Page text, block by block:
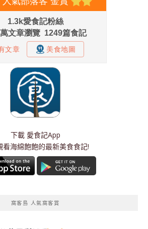
下載 愛食記App
看海綿飽飽的最新美食食記!
窩客島 人氣窩客賞